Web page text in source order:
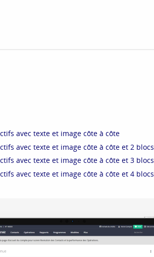
avec texte et image côte à côte
avec texte et image côte à côte et 2 blocs
avec texte et image côte à côte et 3 blocs
avec texte et image côte à côte et 4 blocs